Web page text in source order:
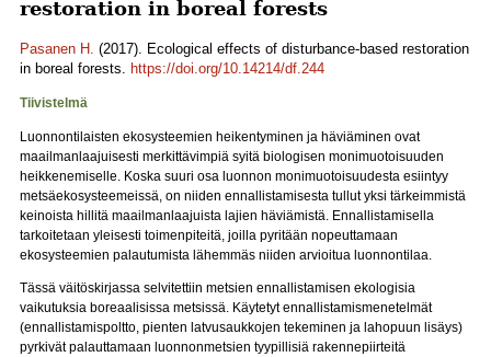
restoration in boreal forests
Pasanen H. (2017). Ecological effects of disturbance-based restoration
in boreal forests. https://doi.org/10.14214/df.244
Tiivistelmä
Luonnontilaisten ekosysteemien heikentyminen ja häviäminen ovat
maailmanlaajuisesti merkittävimpiä syitä biologisen monimuotoisuuden
heikkenemiselle. Koska suuri osa luonnon monimuotoisuudesta esiintyy
metsäekosysteemeissä, on niiden ennallistamisesta tullut yksi tärkeimmistä
keinoista hillitä maailmanlaajuista lajien häviämistä. Ennallistamisella
tarkoitetaan yleisesti toimenpiteitä, joilla pyritään nopeuttamaan
ekosysteemien palautumista lähemmäs niiden arvioitua luonnontilaa.
Tässä väitöskirjassa selvitettiin metsien ennallistamisen ekologisia
vaikutuksia boreaalisissa metsissä. Käytetyt ennallistamismenetelmät
(ennallistamispoltto, pienten latvusaukkojen tekeminen ja lahopuun lisäys)
pyrkivät palauttamaan luonnonmetsien tyypillisiä rakennepiirteitä